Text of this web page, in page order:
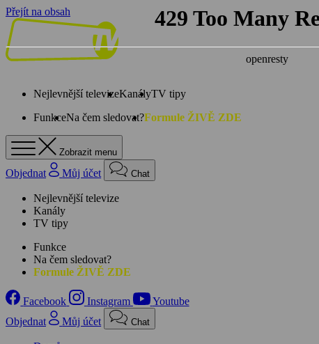
Přejít na obsah
Nejlevnější televizeKanályTV tipy
FunkceNa čem sledovat?Formule ŽIVĚ ZDE
Zobrazit menu
Objednat Můj účet Chat
Nejlevnější televize
Kanály
TV tipy
Funkce
Na čem sledovat?
Formule ŽIVĚ ZDE
Facebook Instagram
Youtube
Objednat
Můj účet Chat